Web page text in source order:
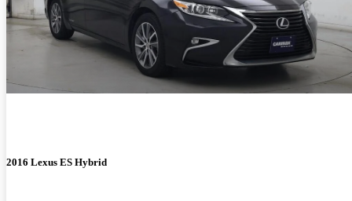
2016 Lexus ES Hybrid